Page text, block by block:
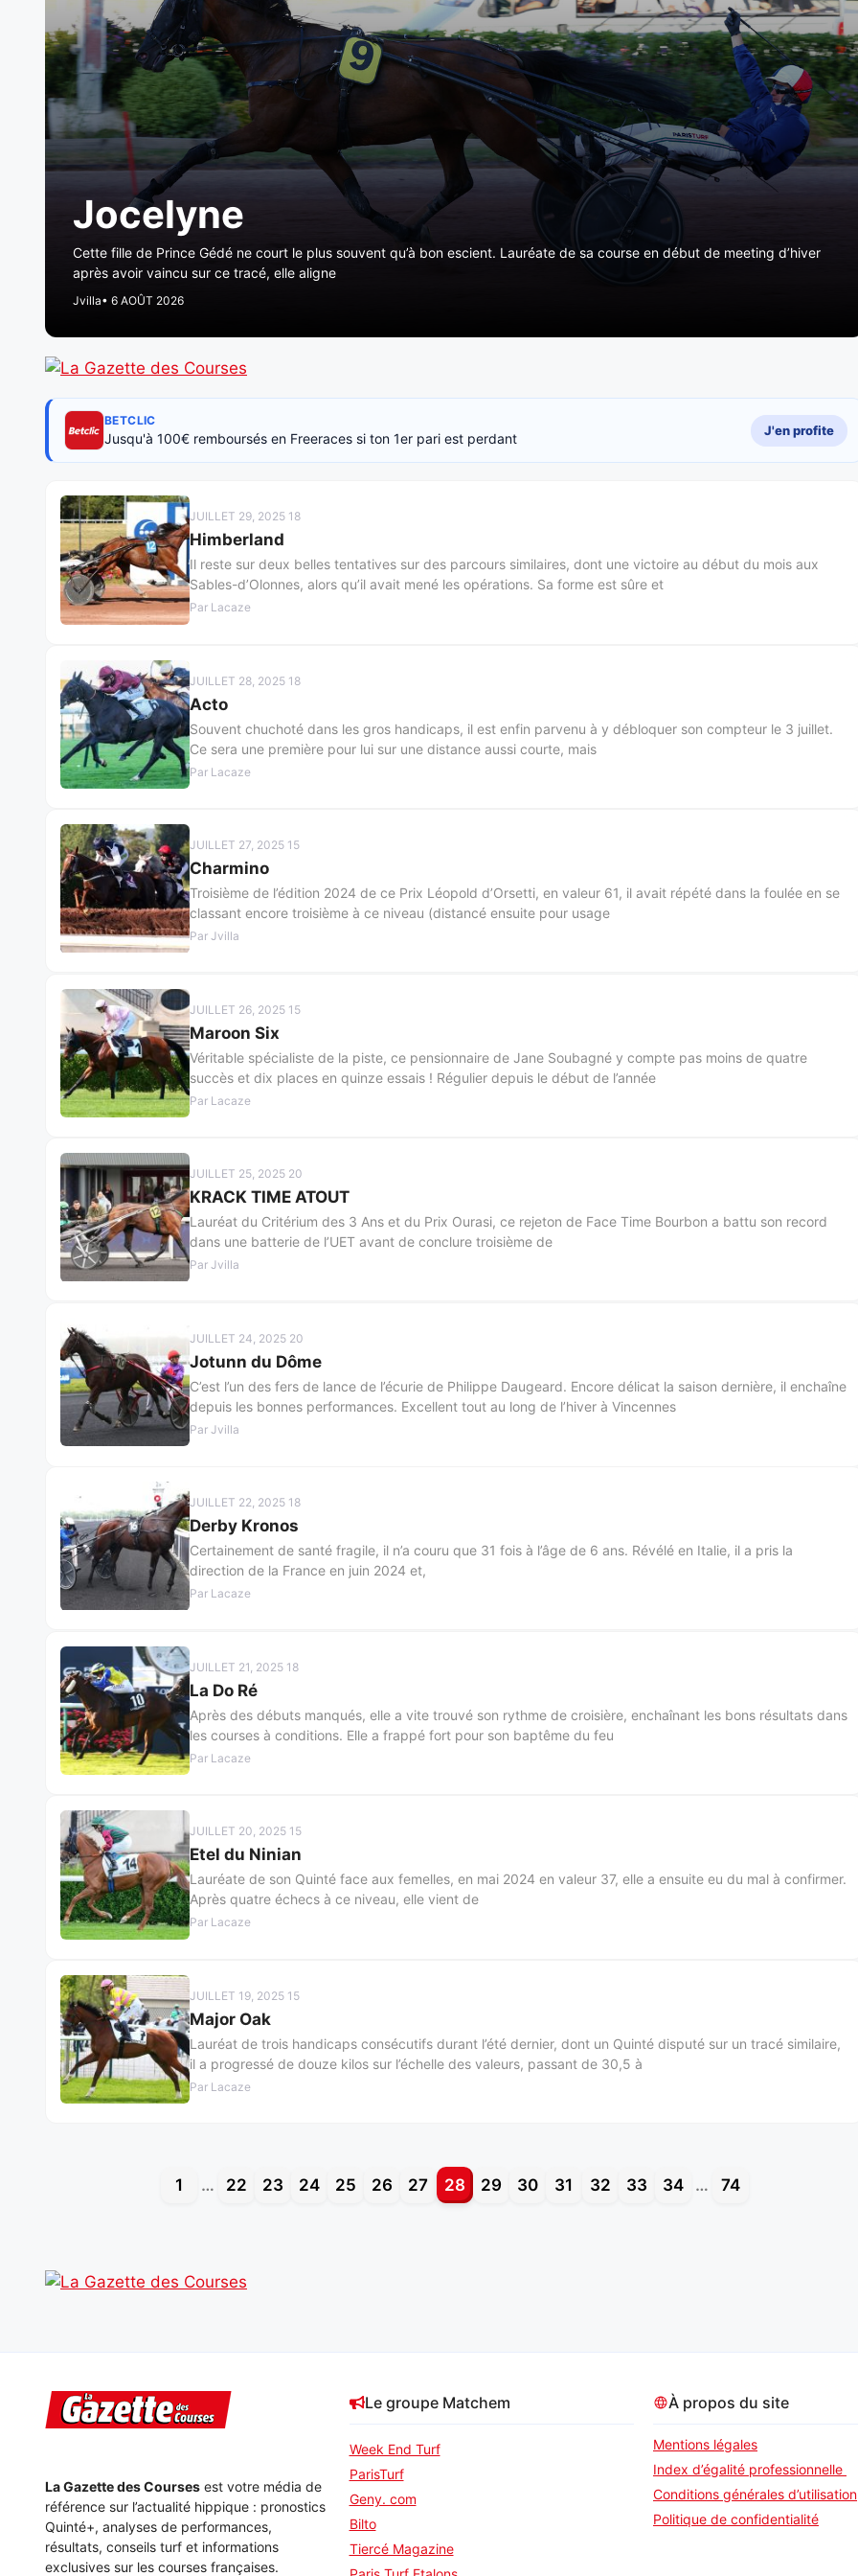
Jocelyne
Cette fille de Prince Gédé ne court le plus souvent qu’à bon escient. Lauréate de sa course en début de meeting d’hiver
après avoir vaincu sur ce tracé, elle aligne
Jvilla• 6 AOÛT 2026
BETCLIC
Jusqu'à 100€ remboursés en Freeraces si ton 1er pari est perdant
J'en profite
JUILLET 29, 2025 18
Himberland
Il reste sur deux belles tentatives sur des parcours similaires, dont une victoire au début du mois aux
Sables-d’Olonnes, alors qu’il avait mené les opérations. Sa forme est sûre et
Par Lacaze
JUILLET 28, 2025 18
Acto
Souvent chuchoté dans les gros handicaps, il est enfin parvenu à y débloquer son compteur le 3 juillet.
Ce sera une première pour lui sur une distance aussi courte, mais
Par Lacaze
JUILLET 27, 2025 15
Charmino
Troisième de l’édition 2024 de ce Prix Léopold d’Orsetti, en valeur 61, il avait répété dans la foulée en se
classant encore troisième à ce niveau (distancé ensuite pour usage
Par Jvilla
JUILLET 26, 2025 15
Maroon Six
Véritable spécialiste de la piste, ce pensionnaire de Jane Soubagné y compte pas moins de quatre
succès et dix places en quinze essais ! Régulier depuis le début de l’année
Par Lacaze
JUILLET 25, 2025 20
KRACK TIME ATOUT
Lauréat du Critérium des 3 Ans et du Prix Ourasi, ce rejeton de Face Time Bourbon a battu son record
dans une batterie de l’UET avant de conclure troisième de
Par Jvilla
JUILLET 24, 2025 20
Jotunn du Dôme
C’est l’un des fers de lance de l’écurie de Philippe Daugeard. Encore délicat la saison dernière, il enchaîne
depuis les bonnes performances. Excellent tout au long de l’hiver à Vincennes
Par Jvilla
JUILLET 22, 2025 18
Derby Kronos
Certainement de santé fragile, il n’a couru que 31 fois à l’âge de 6 ans. Révélé en Italie, il a pris la
direction de la France en juin 2024 et,
Par Lacaze
JUILLET 21, 2025 18
La Do Ré
Après des débuts manqués, elle a vite trouvé son rythme de croisière, enchaînant les bons résultats dans
les courses à conditions. Elle a frappé fort pour son baptême du feu
Par Lacaze
JUILLET 20, 2025 15
Etel du Ninian
Lauréate de son Quinté face aux femelles, en mai 2024 en valeur 37, elle a ensuite eu du mal à confirmer.
Après quatre échecs à ce niveau, elle vient de
Par Lacaze
JUILLET 19, 2025 15
Major Oak
Lauréat de trois handicaps consécutifs durant l’été dernier, dont un Quinté disputé sur un tracé similaire,
il a progressé de douze kilos sur l’échelle des valeurs, passant de 30,5 à
Par Lacaze
1 … 22 23 24 25 26 27 28 29 30 31 32 33 34 … 74
La Gazette des Courses est votre média de
référence sur l’actualité hippique : pronostics
Quinté+, analyses de performances,
résultats, conseils turf et informations
exclusives sur les courses françaises.
Le groupe Matchem
Week End Turf
ParisTurf
Geny. com
Bilto
Tiercé Magazine
À propos du site
Mentions légales
Index d’égalité professionnelle
Conditions générales d’utilisation
Politique de confidentialité